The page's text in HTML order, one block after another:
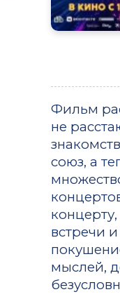
Фильм
не
союз, а
встречи
мыслей,